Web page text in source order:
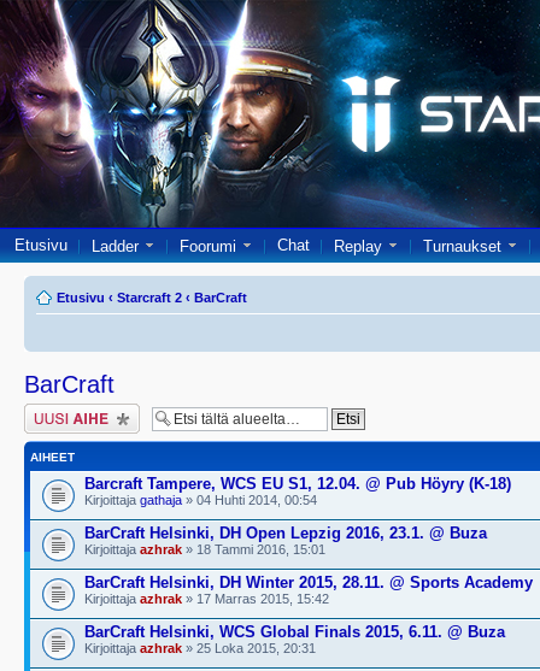
Etusivu Ladder Foorumi Chat Replay Turnaukset
Etusivu ‹ Starcraft 2 ‹ BarCraft
BarCraft
Lähetä uusi viesti
AIHEET
Barcraft Tampere, WCS EU S1, 12.04. @ Pub Höyry (K-18)
Kirjoittaja gathaja » 04 Huhti 2014, 00:54
BarCraft Helsinki, DH Open Lepzig 2016, 23.1. @ Buza
Kirjoittaja azhrak » 18 Tammi 2016, 15:01
BarCraft Helsinki, DH Winter 2015, 28.11. @ Sports Academy
Kirjoittaja azhrak » 17 Marras 2015, 15:42
BarCraft Helsinki, WCS Global Finals 2015, 6.11. @ Buza
Kirjoittaja azhrak » 25 Loka 2015, 20:31